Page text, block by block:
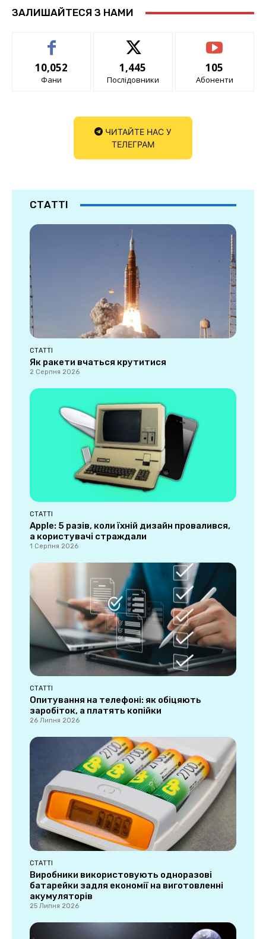
ЗАЛИШАЙТЕСЯ З НАМИ
10,052
Фани
1,445
Послідовники
105
Абоненти
ЧИТАЙТЕ НАС У
ТЕЛЕГРАМ
СТАТТІ
СТАТТІ
Як ракети вчаться крутитися
2 Серпня 2026
СТАТТІ
Apple: 5 разів, коли їхній дизайн провалився,
а користувачі страждали
1 Серпня 2026
СТАТТІ
Опитування на телефоні: як обіцяють
заробіток, а платять копійки
26 Липня 2026
СТАТТІ
Виробники використовують одноразові
батарейки задля економії на виготовленні
акумуляторів
25 Липня 2026